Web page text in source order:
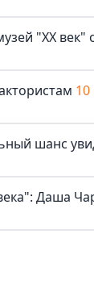
"ХХ
шанс
Даша